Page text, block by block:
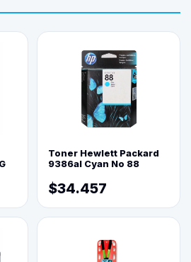
Toner Hewlett Packard
9386al Cyan No 88
$34.457